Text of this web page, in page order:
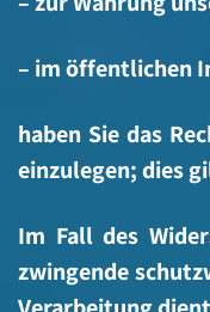
– im öffentlichen
haben Sie das
einzulegen; dies
Im Fall des
zwingende